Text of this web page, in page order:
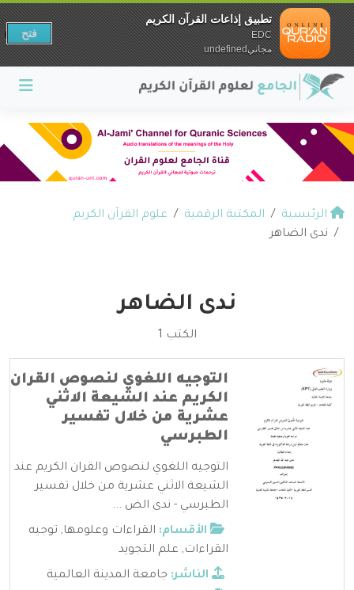
الرئيسية المكتبة الرقمية
علوم القرآن الكريم
ندى الضاهر
ندى الضاهر
الكتب 1
التوجيه اللغوي لنصوص القران
الكريم عند الشيعة الاثني
عشرية من خلال تفسير
الطبرسي
التوجيه اللغوي لنصوص القران الكريم عند
الشيعة الاثني عشرية من خلال تفسير
الطبرسي - ندى الض ...
الأقسام: القراءات وعلومها, توجيه
القراءات, علم التجويد
الناشر: جامعة المدينة العالمية
تطبيق إذاعات القرآن الكريم
EDC
مجانيundefined
فتح